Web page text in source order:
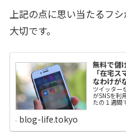
上記の点に思い当たるフ
大切です。
無料で儲
「在宅
なわけが
ツイッター
がSNSを利
たの１週間
儲け話。
日で20万円
blog-life.tokyo